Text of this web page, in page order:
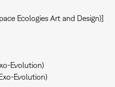
Ecologies Art and Design)]
Evolution)
Evolution)